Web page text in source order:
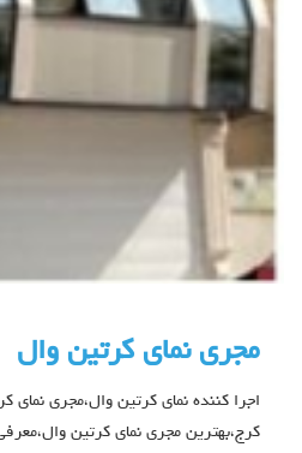
مجری نمای کرتین وال
اجرا کننده نمای کرتین وال،مجری نمای
کرج،بهترین مجری نمای کرتین